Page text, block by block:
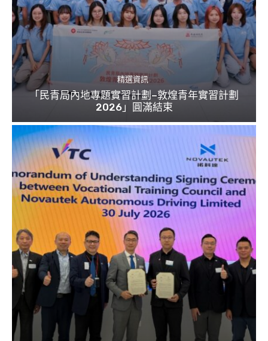
精選資訊
「民青局內地專題實習計劃–敦煌青年實習計劃
2026」圓滿結束